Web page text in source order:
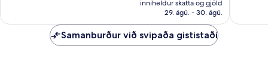
42.594 kr.
inniheldur skatta og gjöld
29. ágú. - 30. ágú.
Samanburður við svipaða gististaði